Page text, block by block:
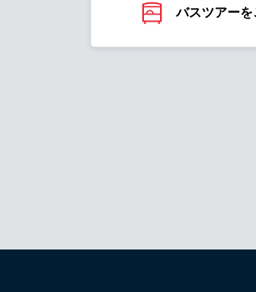
バスツアー